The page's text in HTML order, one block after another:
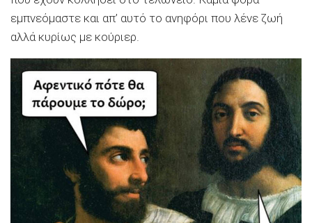
εμπνεόμαστε και απ’ αυτό το ανηφόρι που λένε ζωή
αλλά κυρίως με κούριερ.